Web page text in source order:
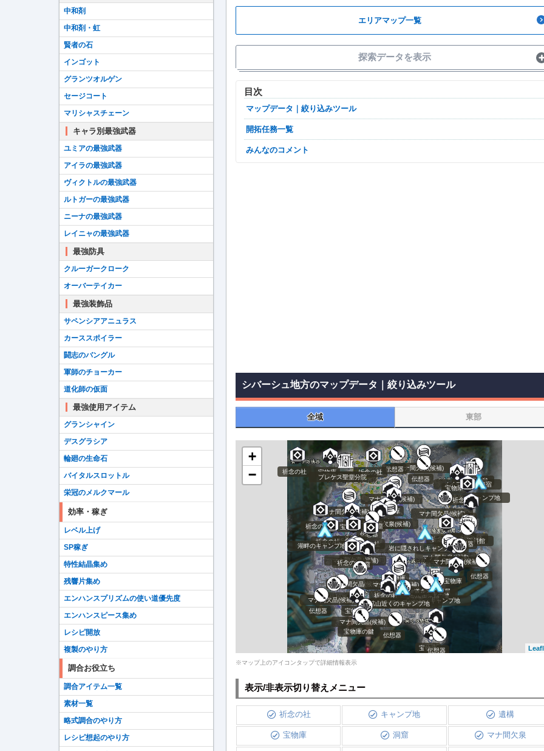
エリアマップ一覧
探索データを表示
目次
マップデータ｜絞り込みツール
開拓任務一覧
みんなのコメント
シバーシュ地方のマップデータ｜絞り込みツール
全域 東部
宝物庫
宝物庫
宝物庫
宝物庫
宝物庫
宝物庫
宝物庫
宝物庫
宝物庫 宝物庫
宝物庫
プレケス聖堂分院
メイディアの海宿
道を塞ぐ廃屋
かつての資料館
祈念の社
祈念の社
祈念の社祈念の社
祈念の社
祈念の社
祈念の社
祈念の社
祈念の社
祈念の社
洞窟
洞窟
洞窟
洞窟
洞窟
洞窟
洞窟
洞窟
湖畔のキャンプ地
集落裏のキャンプ地
赤海のキャンプ地
鉱山近くのキャンプ地
岩に隠されしキャンプ地
マナ間欠晶(候補)
マナ間欠晶(候補)
マナ間欠晶(候補)
マナ間欠晶(候補)
マナ間欠晶(候補)
マナ間欠晶(候補)
マナ間欠泉(候補)
マナ間欠泉(候補)
マナ間欠泉(候補)
マナ間欠泉(候補)
マナ間欠泉(候補)
マナ間欠泉(候補)
マナ間欠泉(候補)
マナ間欠泉(候補)
宝物庫の鍵
宝物庫の鍵
宝物庫の鍵
宝物庫の鍵
宝物庫の鍵
宝物庫の鍵
伝想器
伝想器
伝想器
伝想器
伝想器
伝想器
伝想器
伝想器
伝想器
伝想器
+
−
※マップ上のアイコンタップで詳細情報表示
表示/非表示切り替えメニュー
祈念の社 キャンプ地 遺構
宝物庫 洞窟 マナ間欠泉
中和剤
中和剤・虹
賢者の石
インゴット
グランツオルゲン
セージコート
マリシャスチェーン
キャラ別最強武器
ユミアの最強武器
アイラの最強武器
ヴィクトルの最強武器
ルトガーの最強武器
ニーナの最強武器
レイニャの最強武器
最強防具
クルーガークローク
オーバーテイカー
最強装飾品
サペンシアアニュラス
カーススポイラー
闘志のバングル
軍師のチョーカー
道化師の仮面
最強使用アイテム
グランシャイン
デスグラシア
輪廻の生命石
バイタルスロットル
栄冠のメルクマール
効率・稼ぎ
レベル上げ
SP稼ぎ
特性結晶集め
残響片集め
エンハンスプリズムの使い道優先度
エンハンスピース集め
レシピ開放
複製のやり方
調合お役立ち
調合アイテム一覧
素材一覧
略式調合のやり方
レシピ想起のやり方